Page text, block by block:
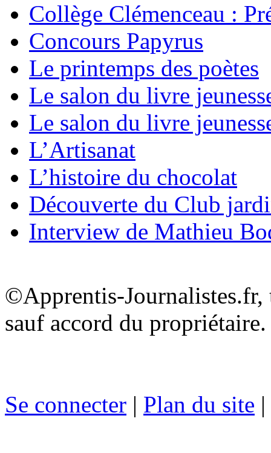
Collège Clémenceau :
Concours Papyrus
Le printemps des poètes
Le salon du livre
Le salon du livre
L’Artisanat
L’histoire du chocolat
Découverte du Club
Interview de Mathieu
©Apprentis-
sauf accord du propriétaire.
Se connecter | Plan du site |